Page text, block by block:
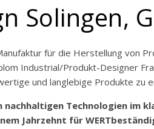
Solingen,
für die Herstellung von
Industrial/Produkt-Designer
und langlebige Produkte zu
Technologien im
Jahrzehnt für